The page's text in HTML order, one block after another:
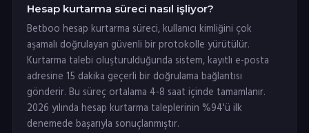
Hesap kurtarma süreci nasıl işliyor?
Betboo hesap kurtarma süreci, kullanıcı kimliğini çok
aşamalı doğrulayan güvenli bir protokolle yürütülür.
Kurtarma talebi oluşturulduğunda sistem, kayıtlı e-posta
adresine 15 dakika geçerli bir doğrulama bağlantısı
gönderir. Bu süreç ortalama 4-8 saat içinde tamamlanır.
2026 yılında hesap kurtarma taleplerinin %94'ü ilk
denemede başarıyla sonuçlanmıştır.